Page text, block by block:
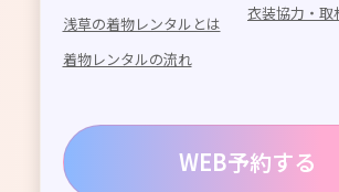
浅草の着物レンタルとは
着物レンタルの流れ
衣装協力・取
WEB予約する